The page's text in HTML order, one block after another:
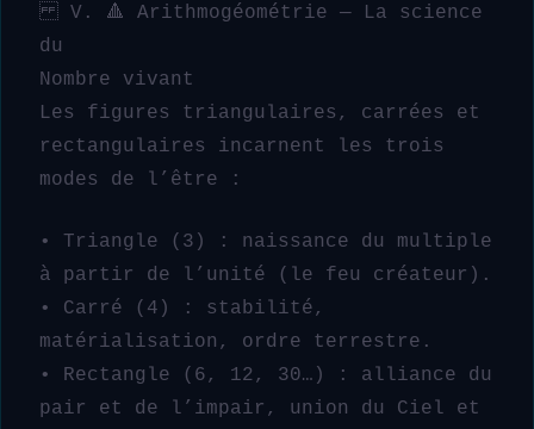
V. 🔺 Arithmogéométrie — La science
du
Nombre vivant
Les figures triangulaires, carrées et
rectangulaires incarnent les trois
modes de l’être :
• Triangle (3) : naissance du multiple
à partir de l’unité (le feu créateur).
• Carré (4) : stabilité,
matérialisation, ordre terrestre.
• Rectangle (6, 12, 30…) : alliance du
pair et de l’impair, union du Ciel et